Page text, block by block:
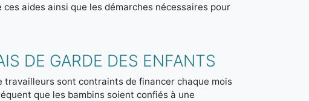
aides ainsi que les démarches nécessaires pour
DE GARDE DES ENFANTS
sont contraints de financer chaque mois
que les bambins soient confiés à une